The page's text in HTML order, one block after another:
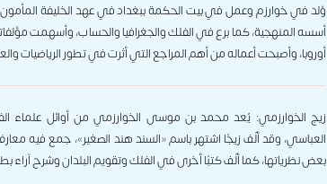
وُلد في خوارزم وعمل في بيت الحكمة ببغداد في عهد الخليفة
أسسه المنهجية، كما برع في الفلك والجغرافيا والحساب، وأسهمت
أوروبا، وأصبحت أعماله من أهم المراجع التي أثرت في تطور الرياضيات
زيج الخوارزمي: يُعد محمد بن موسى الخوارزمي من أوائل علماء
العباسي، وقد ألّف زيجًا اشتهر باسم «السند هند الصغير»، جمع فيه
بعض نظرياتها، كما ألّف كتبًا أخرى في الفلك وتقويم البلدان وشرح آراء